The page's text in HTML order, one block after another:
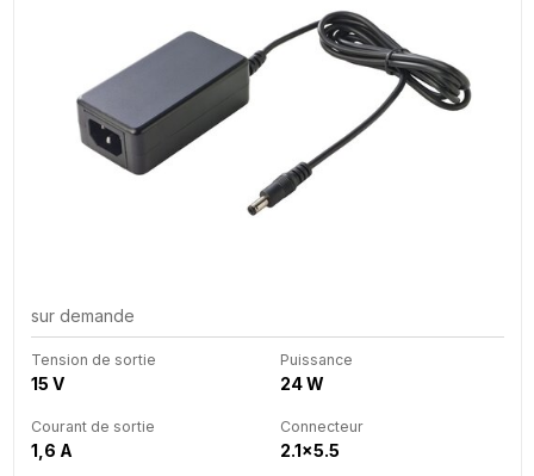
sur demande
Tension de sortie
15 V
Puissance
24 W
Courant de sortie
1,6 A
Connecteur
2.1x5.5